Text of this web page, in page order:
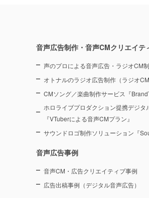
音声広告制作・音声CMクリエイテ
声のプロによる音声広告・ラジオCM
オトナルのラジオ広告制作（ラジオ
CMソング／楽曲制作サービス『
ホロライブプロダクション提携デジ
『VTuberによる音声CMプラン』
サウンドロゴ制作ソリューション『
音声広告事例
音声CM・広告クリエイティブ事例
広告出稿事例（デジタル音声広告）